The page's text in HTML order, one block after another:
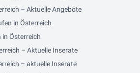
– Aktuelle Angebote
in Österreich
in Österreich
– Aktuelle Inserate
– aktuelle Inserate